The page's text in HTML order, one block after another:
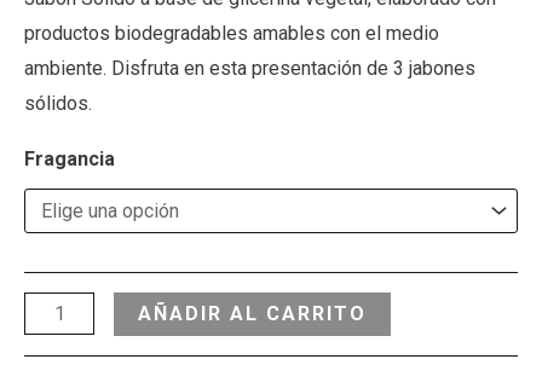
productos biodegradables amables con el medio
ambiente. Disfruta en esta presentación de 3 jabones
sólidos.
Fragancia
AÑADIR AL CARRITO